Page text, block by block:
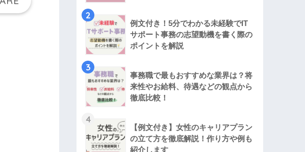
2
例文付き！5分でわかる未経験でIT
サポート事務の志望動機を書く際の
ポイントを解説
3
事務職で最もおすすめな業界は？将
来性やお給料、待遇などの観点から
徹底比較！
4
【例文付き】女性のキャリアプラン
の立て方を徹底解説！作り方や例も
紹介します